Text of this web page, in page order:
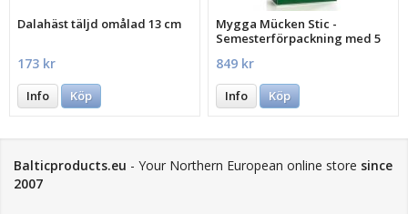
Dalahäst täljd omålad 13 cm
173 kr
Info Köp
Mygga Mücken Stic -
Semesterförpackning med 5
849 kr
Info Köp
Balticproducts.eu - Your Northern European online store since
2007